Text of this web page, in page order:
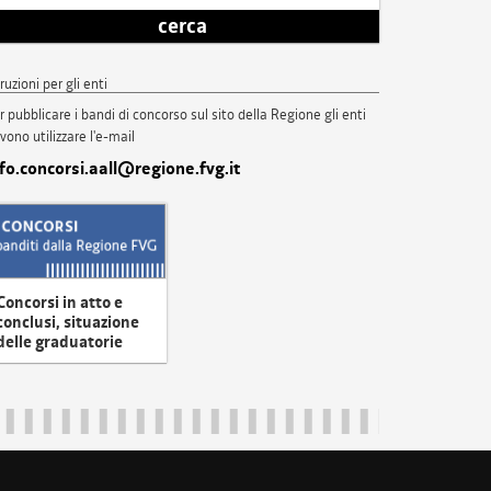
cerca
per gli enti
pubblicare i bandi di concorso sul sito della Regione gli enti
utilizzare l'e-mail
in atto e
situazione
graduatorie